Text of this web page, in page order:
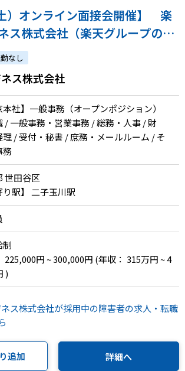
）オンライン面接会開催】 楽
ス株式会社（楽天グループの特
サポート体制！ステップアッ
きます。）
なし
ス株式会社
本社】一般事務（オープンポジション）
/ 一般事務・営業事務 / 総務・人事 / 財
理 / 受付・秘書 / 庶務・メールルーム / そ
務
世田谷区
【最寄り駅】 二子玉川駅
225,000円 ~ 300,000円 (年収： 315万円 ~ 4
)
ス株式会社が採用中の障害者の求人・転職
追加 詳細へ